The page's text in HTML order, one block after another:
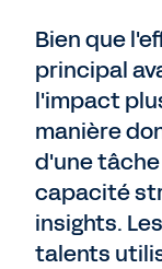
Bien que
principal
l'impact
manière
d'une
capacité
insights.
talents